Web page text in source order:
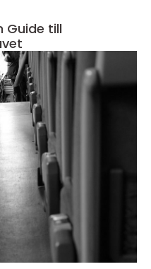
Guide till